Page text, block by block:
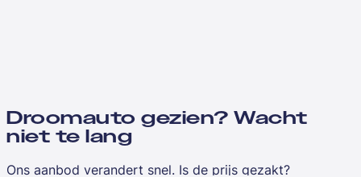
Droomauto gezien? Wacht
niet te lang
Ons aanbod verandert snel. Is de prijs gezakt?